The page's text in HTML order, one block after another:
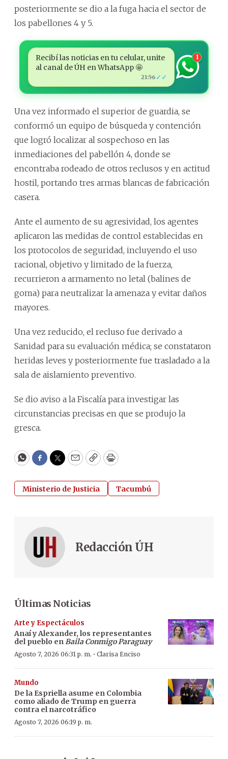
posteriormente se dio a la fuga hacia el sector de
los pabellones 4 y 5.
Recibí las noticias en tu celular, unite
al canal de ÚH en WhatsApp 🤩
21:56 ✓✓
1
Una vez informado el superior de guardia, se
conformó un equipo de búsqueda y contención
que logró localizar al sospechoso en las
inmediaciones del pabellón 4, donde se
encontraba rodeado de otros reclusos y en actitud
hostil, portando tres armas blancas de fabricación
casera.
Ante el aumento de su agresividad, los agentes
aplicaron las medidas de control establecidas en
los protocolos de seguridad, incluyendo el uso
racional, objetivo y limitado de la fuerza,
recurrieron a armamento no letal (balines de
goma) para neutralizar la amenaza y evitar daños
mayores.
Una vez reducido, el recluso fue derivado a
Sanidad para su evaluación médica; se constataron
heridas leves y posteriormente fue trasladado a la
sala de aislamiento preventivo.
Se dio aviso a la Fiscalía para investigar las
circunstancias precisas en que se produjo la
gresca.
WhatsApp
Facebook
Twitter
EmailCopyPrint
Ministerio de Justicia Tacumbú
Redacción ÚH
Últimas Noticias
Arte y Espectáculos
Anaí y Alexander, los representantes
del pueblo enBaila Conmigo Paraguay
Agosto 7, 2026 06:31 p. m. · Clarisa Enciso
Mundo
De la Espriella asume en Colombia
como aliado de Trump en guerra
contra el narcotráfico
Agosto 7, 2026 06:19 p. m.